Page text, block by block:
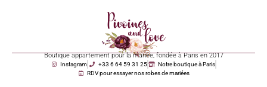
Boutique appartement pour la mariée, fondée à Paris en 2017
Instagram +33 6 64 59 31 25
Notre boutique à Paris
RDV pour essayer nos robes de mariées